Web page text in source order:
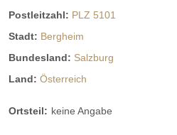
Postleitzahl: PLZ 5101
Stadt: Bergheim
Bundesland: Salzburg
Land: Österreich
Ortsteil: keine Angabe